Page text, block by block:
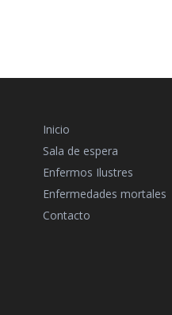
Inicio
Sala de espera
Enfermos Ilustres
Enfermedades mortales
Contacto